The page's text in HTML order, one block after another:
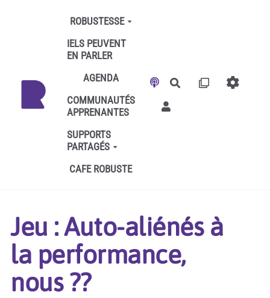
Aller au contenu principal
ROBUSTESSE
IELS PEUVENT
EN PARLER
AGENDA
COMMUNAUTÉS
APPRENANTES
SUPPORTS
PARTAGÉS
CAFE ROBUSTE
Rechercher
Jeu : Auto-aliénés à
la performance,
nous ??